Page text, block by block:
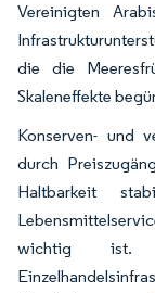
Vereinigten
die die
Skaleneffekte
Konserven- und
durch
Haltbarkeit
wichtig ist.